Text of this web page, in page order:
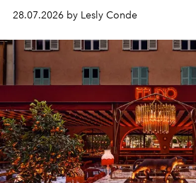
comebacks en veelbelovende
de releases die je niet mag missen.
28.07.2026 by Lesly Conde